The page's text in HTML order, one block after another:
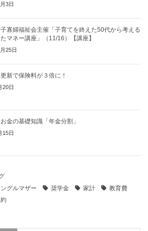
3日
寡婦福祉会主催「子育てを終えた50代から考える
マネー講座」（11/16）【講座】
25日
新で保険料が３倍に！
20日
金の基礎知識「年金分割」
15日
グルマザー 奨学金 家計
教育費